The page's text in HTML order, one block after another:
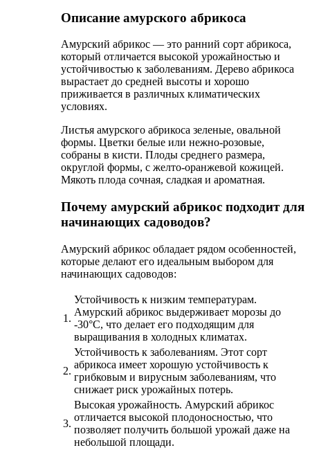
Описание амурского абрикоса
Амурский абрикос — это ранний сорт абрикоса,
который отличается высокой урожайностью и
устойчивостью к заболеваниям. Дерево абрикоса
вырастает до средней высоты и хорошо
приживается в различных климатических
условиях.
Листья амурского абрикоса зеленые, овальной
формы. Цветки белые или нежно-розовые,
собраны в кисти. Плоды среднего размера,
округлой формы, с желто-оранжевой кожицей.
Мякоть плода сочная, сладкая и ароматная.
Почему амурский абрикос подходит для
начинающих садоводов?
Амурский абрикос обладает рядом особенностей,
которые делают его идеальным выбором для
начинающих садоводов:
1.
Устойчивость к низким температурам.
Амурский абрикос выдерживает морозы до
-30°C, что делает его подходящим для
выращивания в холодных климатах.
2.
Устойчивость к заболеваниям. Этот сорт
абрикоса имеет хорошую устойчивость к
грибковым и вирусным заболеваниям, что
снижает риск урожайных потерь.
3.
Высокая урожайность. Амурский абрикос
отличается высокой плодоносностью, что
позволяет получить большой урожай даже на
небольшой площади.